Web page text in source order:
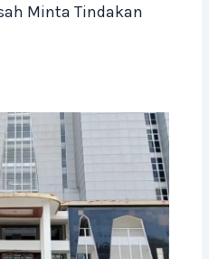
Minta Tindakan